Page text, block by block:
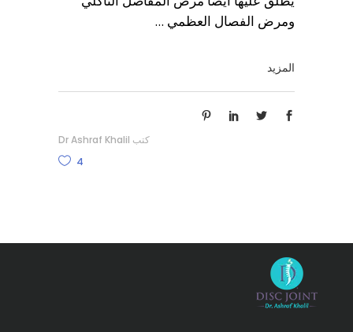
ومرض الفصال العظمي
المزيد
كتب Dr Ashraf Khalil
4